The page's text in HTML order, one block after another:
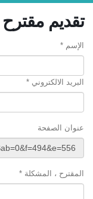
تقديم مقترح
الإسم *
البريد الالكتروني *
عنوان الصفحة
المقترح ، المشكلة *